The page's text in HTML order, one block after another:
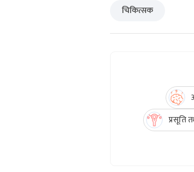
चिकित्सक
प्रसूति